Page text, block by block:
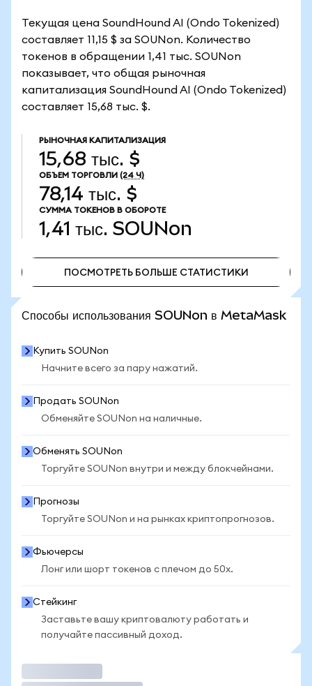
Текущая цена SoundHound AI (Ondo Tokenized)
составляет 11,15 $ за SOUNon. Количество
токенов в обращении 1,41 тыс. SOUNon
показывает, что общая рыночная
капитализация SoundHound AI (Ondo Tokenized)
составляет 15,68 тыс. $.
РЫНОЧНАЯ КАПИТАЛИЗАЦИЯ
15,68 тыс. $
ОБЪЕМ ТОРГОВЛИ (24 Ч)
78,14 тыс. $
СУММА ТОКЕНОВ В ОБОРОТЕ
1,41 тыс. SOUNon
ПОСМОТРЕТЬ БОЛЬШЕ СТАТИСТИКИ
Способы использования SOUNon в MetaMask
Купить SOUNon
Начните всего за пару нажатий.
Продать SOUNon
Обменяйте SOUNon на наличные.
Обменять SOUNon
Торгуйте SOUNon внутри и между блокчейнами.
Прогнозы
Торгуйте SOUNon и на рынках криптопрогнозов.
Фьючерсы
Лонг или шорт токенов с плечом до 50x.
Стейкинг
Заставьте вашу криптовалюту работать и
получайте пассивный доход.